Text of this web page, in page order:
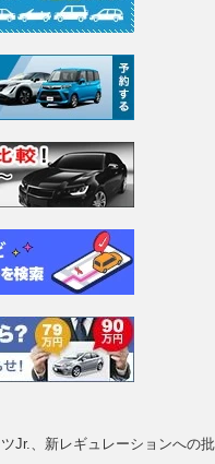
Jr.、新レギュレーションへの